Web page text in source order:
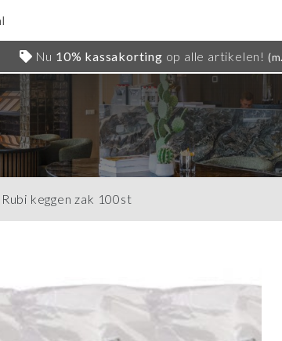
Nu 10% kassakorting op alle artikelen!
Rubi keggen zak 100st